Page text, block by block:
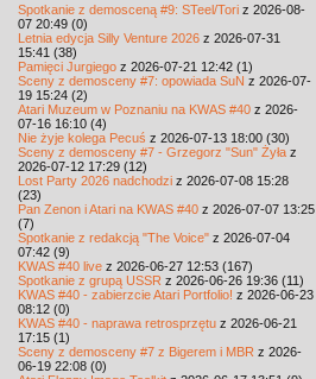
Spotkanie z demosceną #9: STeel/Tori z 2026-08-
07 20:49 (0)
Letnia edycja Silly Venture 2026 z 2026-07-31
15:41 (38)
Pamięci Jurgiego z 2026-07-21 12:42 (1)
Sceny z demosceny #7: opowiada SuN z 2026-07-
19 15:24 (2)
Atari Muzeum w Poznaniu na KWAS #40 z 2026-
07-16 16:10 (4)
Nie żyje kolega Pecuś z 2026-07-13 18:00 (30)
Sceny z demosceny #7 - Grzegorz "Sun" Żyła z
2026-07-12 17:29 (12)
Lost Party 2026 nadchodzi z 2026-07-08 15:28
(23)
Pan Zenon i Atari na KWAS #40 z 2026-07-07 13:25
(7)
Spotkanie z redakcją "The Voice" z 2026-07-04
07:42 (9)
KWAS #40 live z 2026-06-27 12:53 (167)
Spotkanie z grupą USSR z 2026-06-26 19:36 (11)
KWAS #40 - zabierzcie Atari Portfolio! z 2026-06-23
08:12 (0)
KWAS #40 - naprawa retrosprzętu z 2026-06-21
17:15 (1)
Sceny z demosceny #7 z Bigerem i MBR z 2026-
06-19 22:08 (0)